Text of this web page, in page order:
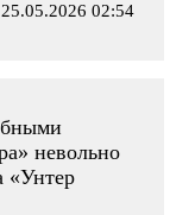
02:54
невольно
«Унтер